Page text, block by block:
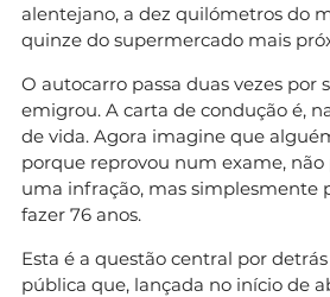
alentejano, a dez quilómetros do
quinze do supermercado mais
O autocarro passa duas vezes por
emigrou. A carta de condução é,
de vida. Agora imagine que
porque reprovou num exame,
uma infração, mas simplesmente
fazer 76 anos.
Esta é a questão central por
pública que, lançada no início de